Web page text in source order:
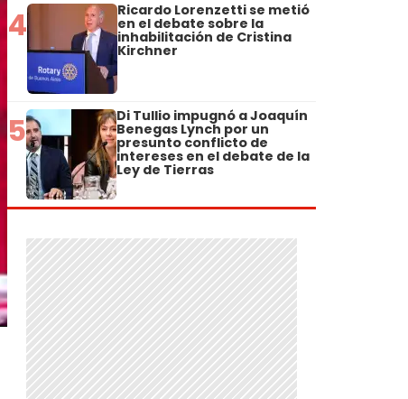
4 Ricardo Lorenzetti se metió
en el debate sobre la
inhabilitación de Cristina
Kirchner
5 Di Tullio impugnó a Joaquín
Benegas Lynch por un
presunto conflicto de
intereses en el debate de la
Ley de Tierras